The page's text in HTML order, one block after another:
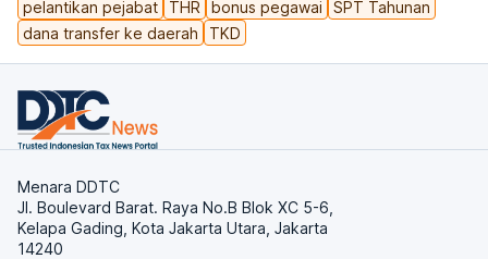
pelantikan pejabat
THR bonus pegawai
SPT Tahunan
dana transfer ke daerah
TKD
Menara DDTC
Jl. Boulevard Barat. Raya No.B Blok XC 5-6,
Kelapa Gading, Kota Jakarta Utara, Jakarta
14240